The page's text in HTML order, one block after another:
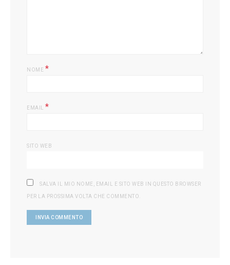
NOME *
EMAIL *
SITO WEB
SALVA IL MIO NOME, EMAIL E SITO WEB IN QUESTO BROWSER
PER LA PROSSIMA VOLTA CHE COMMENTO.